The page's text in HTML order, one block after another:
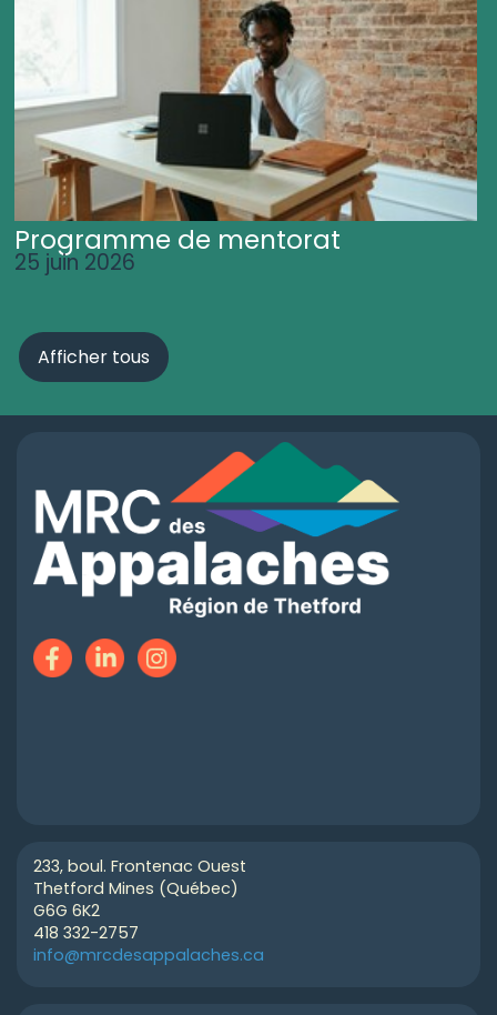
Programme de mentorat
25 juin 2026
Afficher tous
233, boul. Frontenac Ouest
Thetford Mines (Québec)
G6G 6K2
418 332-2757
info@mrcdesappalaches.ca